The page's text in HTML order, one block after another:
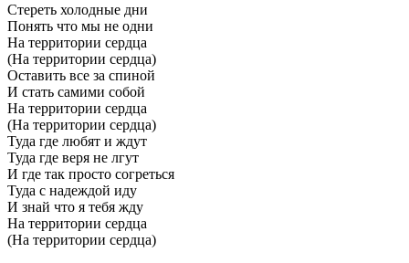
Стереть холодные дни
Понять что мы не одни
На территории сердца
(На территории сердца)
Оставить все за спиной
И стать самими собой
На территории сердца
(На территории сердца)
Туда где любят и ждут
Туда где веря не лгут
И где так просто согреться
Туда с надеждой иду
И знай что я тебя жду
На территории сердца
(На территории сердца)